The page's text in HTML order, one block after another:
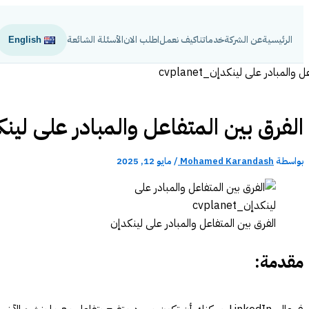
المحتوى
الرئيسيةعن الشركةخدماتناكيف نعملاطلب الانالأسئلة الشائعة English
الفرق بين المتفاعل والمبادر على
بواسطة Mohamed Karandash
/ مايو 12, 2025
الفرق بين المتفاعل والمبادر على لينكدإن
مقدمة: